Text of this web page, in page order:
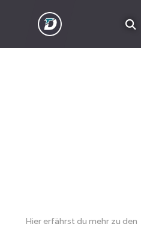
Hier erfährst du mehr zu den